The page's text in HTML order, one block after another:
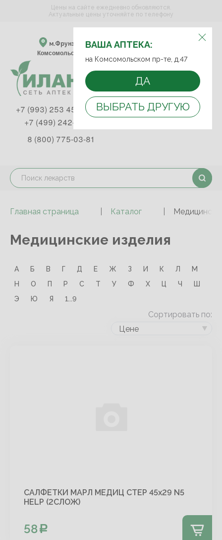
ВЫБЕРИТЕ АПТЕКУ:
м.Фрунзенская м.Спортивная
Комсомольский пр-т, д. 47
ВАША АПТЕКА:
на Комсомольском пр-те, д.47
ДА
ВЫБРАТЬ ДРУГУЮ
Цены на сайте ежедневно обновляются.
Актуальные цены уточняйте по телефону
+7 (993) 253 45 93
+7 (499) 242-90-85
8 (800) 775-03-81
Главная страница Каталог
Медицинские изделия
А Б В Г Д Е Ж З И К Л
М
Н
О П Р С Т У Ф Х Ц Ч
Ш
Э
Ю Я 1...9
Сортировать по:
Цене
САЛФЕТКИ МАРЛ МЕДИЦ СТЕР 45х29 N5
HELP (2СЛОЖ)
58